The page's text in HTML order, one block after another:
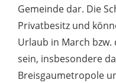
Gemeinde dar. Die
Privatbesitz und
Urlaub in March
sein, insbesondere
Breisgaumetropole